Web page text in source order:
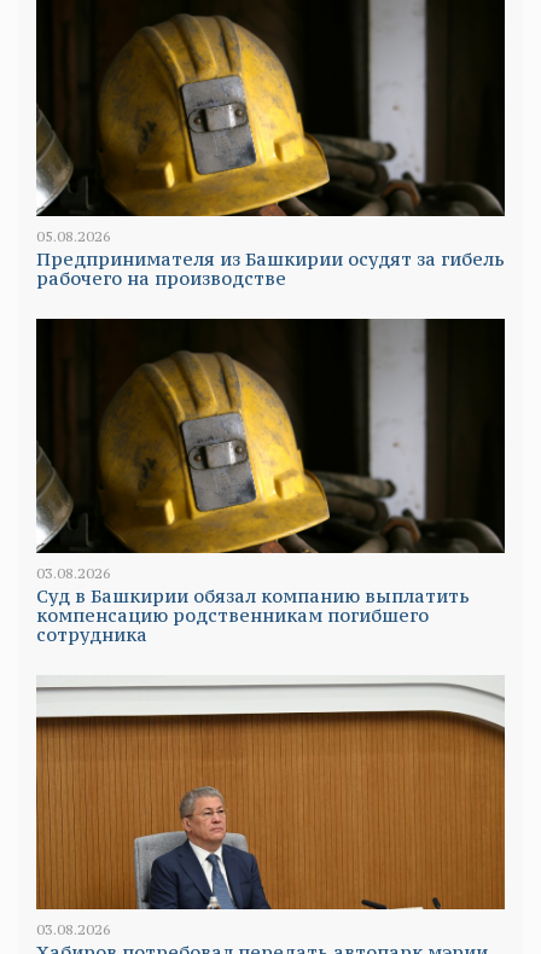
05.08.2026
Предпринимателя из Башкирии осудят за гибель
рабочего на производстве
03.08.2026
Суд в Башкирии обязал компанию выплатить
компенсацию родственникам погибшего
сотрудника
03.08.2026